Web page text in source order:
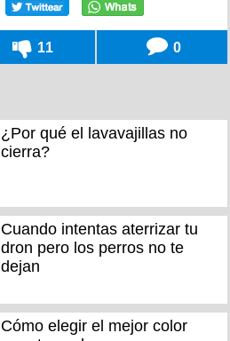
11 0
¿Por qué el lavavajillas no
cierra?
Cuando intentas aterrizar tu
dron pero los perros no te
dejan
Cómo elegir el mejor color